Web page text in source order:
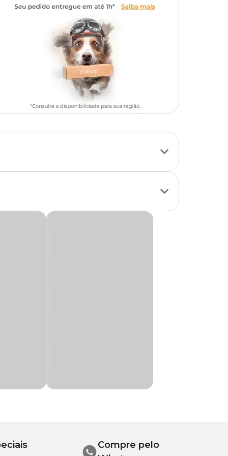
de
Compre pelo